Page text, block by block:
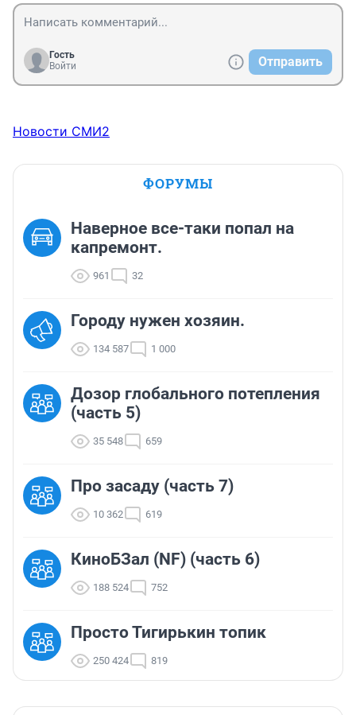
Гость
Войти
Отправить
Новости СМИ2
ФОРУМЫ
Наверное все-таки попал на
капремонт.
961 32
Городу нужен хозяин.
134 587 1 000
Дозор глобального потепления
(часть 5)
35 548 659
Про засаду (часть 7)
10 362 619
КиноБЗал (NF) (часть 6)
188 524 752
Просто Тигирькин топик
250 424 819